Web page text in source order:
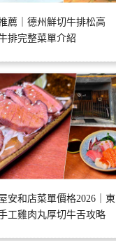
薦｜德州鮮切牛排松高
排完整菜單介紹
安和店菜單價格2026｜東
工雞肉丸厚切牛舌攻略